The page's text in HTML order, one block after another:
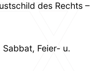
des Rechts –
Feier- u.